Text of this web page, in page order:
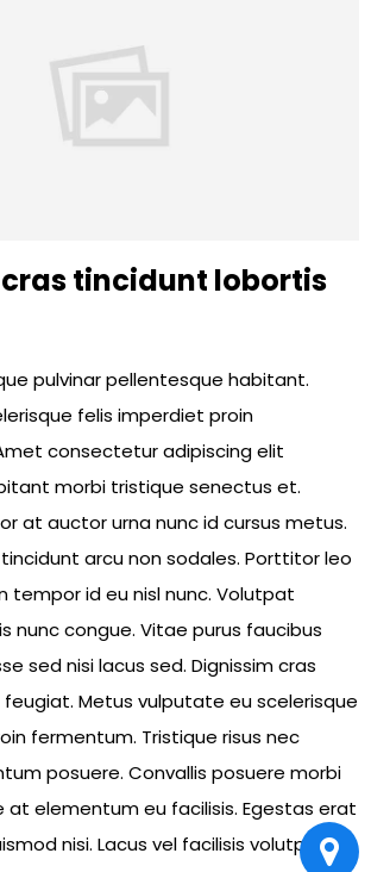
tincidunt lobortis
pulvinar pellentesque habitant.
felis imperdiet proin
consectetur adipiscing elit
morbi tristique senectus et.
at auctor urna nunc id cursus metus.
arcu non sodales. Porttitor leo
tempor id eu nisl nunc. Volutpat
nunc congue. Vitae purus faucibus
sed nisi lacus sed. Dignissim cras
Metus vulputate eu scelerisque
fermentum. Tristique risus nec
posuere. Convallis posuere morbi
at elementum eu facilisis. Egestas erat
nisi. Lacus vel facilisis volutpat